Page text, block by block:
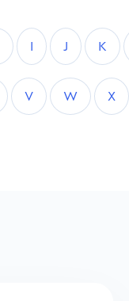
I J K
V W X